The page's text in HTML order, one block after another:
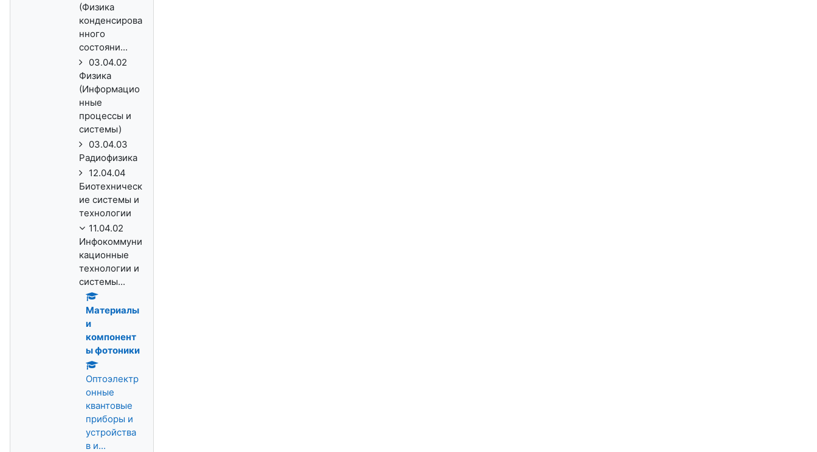
(Физика
конденсирова
нного
состояни...
03.04.02
Физика
(Информацио
нные
процессы и
системы)
03.04.03
Радиофизика
12.04.04
Биотехническ
ие системы и
технологии
11.04.02
Инфокоммуни
кационные
технологии и
системы...
Материалы
и
компонент
ы фотоники
Оптоэлектр
онные
квантовые
приборы и
устройства
в и...